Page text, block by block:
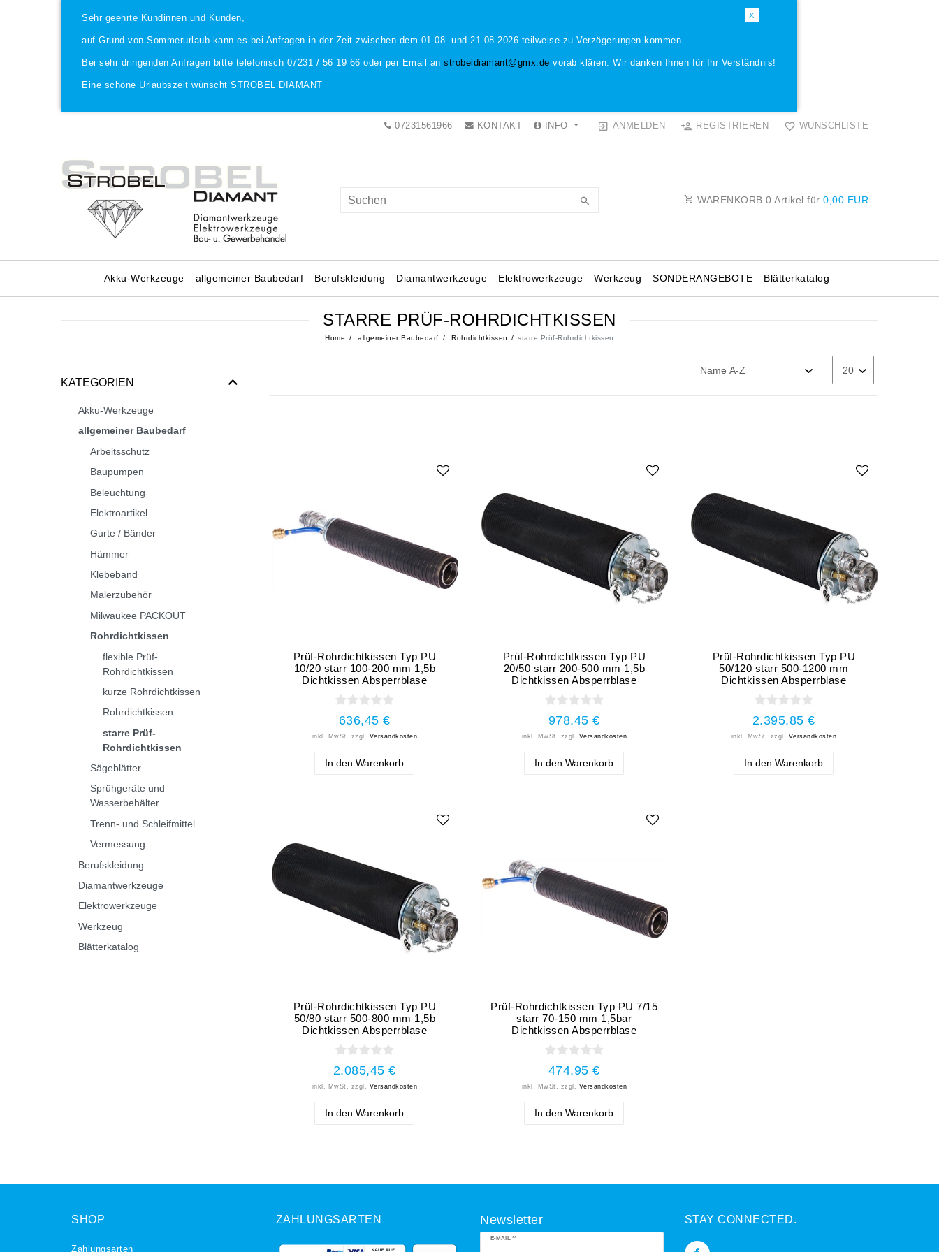
X
Sehr geehrte Kundinnen und Kunden,
auf Grund von Sommerurlaub kann es bei Anfragen in der Zeit zwischen dem 01.08. und 21.08.2026 teilweise zu Verzögerungen kommen.
Bei sehr dringenden Anfragen bitte telefonisch 07231 / 56 19 66 oder per Email an strobeldiamant@gmx.de vorab klären. Wir danken Ihnen für Ihr Verständnis!
Eine schöne Urlaubszeit wünscht STROBEL DIAMANT
07231561966 KONTAKT INFO ANMELDEN REGISTRIEREN WUNSCHLISTE
WARENKORB 0 Artikel für 0,00 EUR
Akku-Werkzeuge allgemeiner Baubedarf Berufskleidung Diamantwerkzeuge Elektrowerkzeuge Werkzeug Blätterkatalog
SONDERANGEBOTE
STARRE PRÜF-ROHRDICHTKISSEN
Home allgemeiner Baubedarf Rohrdichtkissen starre Prüf-Rohrdichtkissen
KATEGORIEN
Akku-Werkzeuge
allgemeiner Baubedarf
Arbeitsschutz
Baupumpen
Beleuchtung
Elektroartikel
Gurte / Bänder
Hämmer
Klebeband
Malerzubehör
Milwaukee PACKOUT
Rohrdichtkissen
flexible Prüf-
Rohrdichtkissen
kurze Rohrdichtkissen
Rohrdichtkissen
starre Prüf-
Rohrdichtkissen
Sägeblätter
Sprühgeräte und
Wasserbehälter
Trenn- und Schleifmittel
Vermessung
Berufskleidung
Diamantwerkzeuge
Elektrowerkzeuge
Werkzeug
Blätterkatalog
Prüf-Rohrdichtkissen Typ PU
10/20 starr 100-200 mm 1,5b
Dichtkissen Absperrblase
636,45 €
inkl. MwSt. zzgl. Versandkosten
In den Warenkorb
Prüf-Rohrdichtkissen Typ PU
20/50 starr 200-500 mm 1,5b
Dichtkissen Absperrblase
978,45 €
inkl. MwSt. zzgl. Versandkosten
In den Warenkorb
Prüf-Rohrdichtkissen Typ PU
50/120 starr 500-1200 mm
Dichtkissen Absperrblase
2.395,85 €
inkl. MwSt. zzgl. Versandkosten
In den Warenkorb
Prüf-Rohrdichtkissen Typ PU
50/80 starr 500-800 mm 1,5b
Dichtkissen Absperrblase
2.085,45 €
inkl. MwSt. zzgl. Versandkosten
In den Warenkorb
Prüf-Rohrdichtkissen Typ PU 7/15
starr 70-150 mm 1,5bar
Dichtkissen Absperrblase
474,95 €
inkl. MwSt. zzgl. Versandkosten
In den Warenkorb
SHOP
Zahlungsarten
ZAHLUNGSARTEN Newsletter
E-MAIL **
Newsletter
STAY CONNECTED.